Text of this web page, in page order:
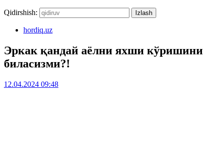
Qidirshish:
hordiq.uz
Эркак қандай аёлни яхши кўришини
биласизми?!
12.04.2024 09:48